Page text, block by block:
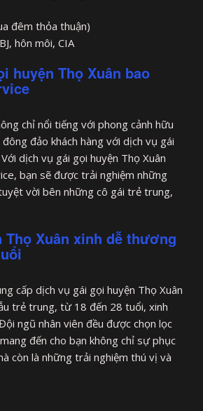
đêm thỏa thuận)
hôn môi, CIA
huyện Thọ Xuân bao
chỉ nổi tiếng với phong cảnh hữu
đảo khách hàng với dịch vụ gái
dịch vụ gái gọi huyện Thọ Xuân
bạn sẽ được trải nghiệm những
vời bên những cô gái trẻ trung,
Thọ Xuân xinh dễ thương
cấp dịch vụ gái gọi huyện Thọ Xuân
trẻ trung, từ 18 đến 28 tuổi, xinh
ngũ nhân viên đều được chọn lọc
đến cho bạn không chỉ sự phục
còn là những trải nghiệm thú vị và